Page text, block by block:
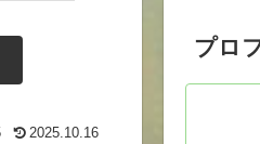
2025.10.16
プロ